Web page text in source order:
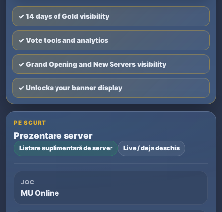
✓ 14 days of Gold visibility
✓ Vote tools and analytics
✓ Grand Opening and New Servers visibility
✓ Unlocks your banner display
PE SCURT
Prezentare server
Listare suplimentară de server Live / deja deschis
JOC
MU Online